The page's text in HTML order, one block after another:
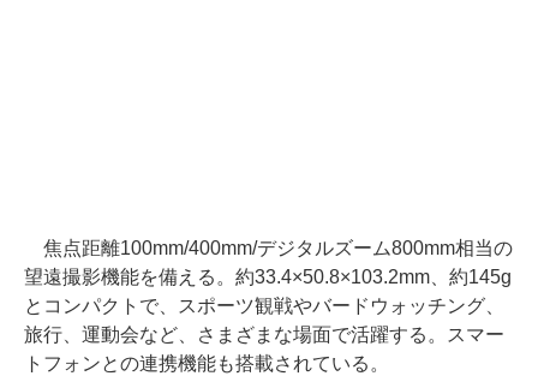
焦点距離100mm/400mm/デジタルズーム800mm相当の
望遠撮影機能を備える。約33.4×50.8×103.2mm、約145g
とコンパクトで、スポーツ観戦やバードウォッチング、
旅行、運動会など、さまざまな場面で活躍する。スマー
トフォンとの連携機能も搭載されている。